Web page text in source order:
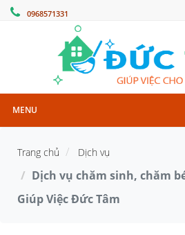
0968571331
MENU
Trang chủ Dịch vụ
Dịch vụ chăm sinh, chăm
Giúp Việc Đức Tâm